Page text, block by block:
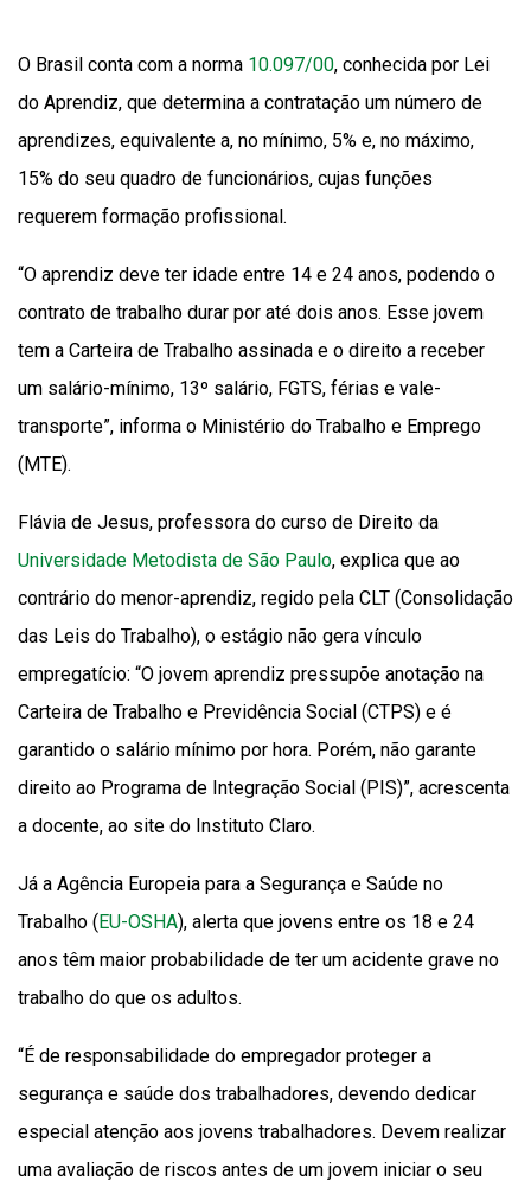
O Brasil conta com a norma 10.097/00, conhecida por Lei
do Aprendiz, que determina a contratação um número de
aprendizes, equivalente a, no mínimo, 5% e, no máximo,
15% do seu quadro de funcionários, cujas funções
requerem formação profissional.
“O aprendiz deve ter idade entre 14 e 24 anos, podendo o
contrato de trabalho durar por até dois anos. Esse jovem
tem a Carteira de Trabalho assinada e o direito a receber
um salário-mínimo, 13º salário, FGTS, férias e vale-
transporte”, informa o Ministério do Trabalho e Emprego
(MTE).
Flávia de Jesus, professora do curso de Direito da
Universidade Metodista de São Paulo, explica que ao
contrário do menor-aprendiz, regido pela CLT (Consolidação
das Leis do Trabalho), o estágio não gera vínculo
empregatício: “O jovem aprendiz pressupõe anotação na
Carteira de Trabalho e Previdência Social (CTPS) e é
garantido o salário mínimo por hora. Porém, não garante
direito ao Programa de Integração Social (PIS)”, acrescenta
a docente, ao site do Instituto Claro.
Já a Agência Europeia para a Segurança e Saúde no
Trabalho (EU-OSHA), alerta que jovens entre os 18 e 24
anos têm maior probabilidade de ter um acidente grave no
trabalho do que os adultos.
“É de responsabilidade do empregador proteger a
segurança e saúde dos trabalhadores, devendo dedicar
especial atenção aos jovens trabalhadores. Devem realizar
uma avaliação de riscos antes de um jovem iniciar o seu